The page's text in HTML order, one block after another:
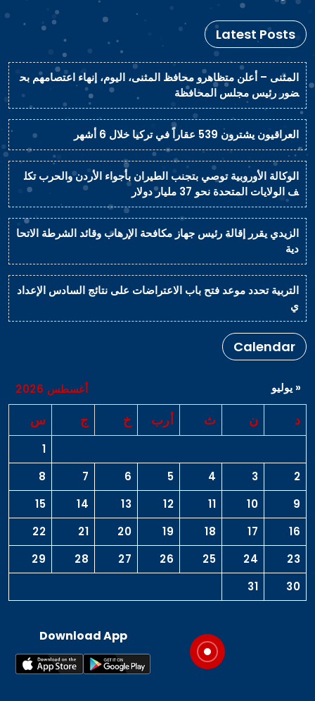
Latest Posts
المثنى – أعلن متظاهرو محافظ المثنى، اليوم، إنهاء اعتصامهم بح
ضور رئيس مجلس المحافظة
العراقيون يشترون 539 عقاراً في تركيا خلال 6 أشهر
الوكالة الأوروبية توصي بتجنب الطيران بأجواء الأردن والحرب تكل
ف الولايات المتحدة نحو 37 مليار دولار
الزيدي يقرر إقالة رئيس جهاز مكافحة الإرهاب وقائد الشرطة الاتحا
دية
التربية تحدد موعد فتح باب الاعتراضات على نتائج السادس الإعداد
ي
Calendar
أغسطس 2026
د ن ث أرب خ ج س
1
2
3
4
5
6
7
8
9
10
11
12
13
14
15
16
17
18
19
20
21
22
23
24
25
26
27
28
29
30
31
« يوليو
Download App